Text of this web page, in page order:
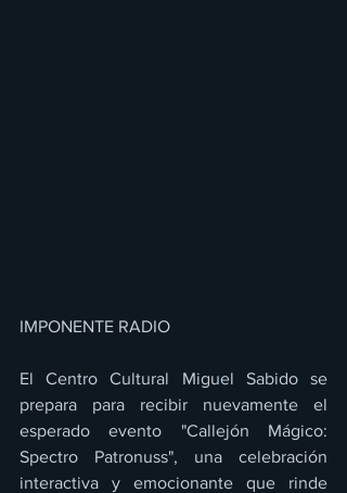
IMPONENTE RADIO
El Centro Cultural Miguel Sabido se
prepara para recibir nuevamente el
esperado evento "Callejón Mágico:
Spectro Patronuss", una celebración
interactiva y emocionante que rinde